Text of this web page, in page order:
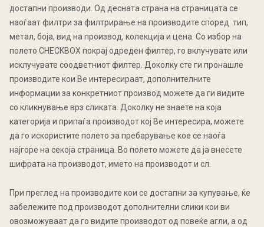
достапни производи. Од десната страна на страницата се
наоѓаат филтри за филтрирање на производите според: тип,
метал, боја, вид на производ, колекција и цена. Со избор на
полето CHECKBOX покрај одреден филтер, го вклучувате или
исклучувате соодветниот филтер. Доколку сте ги пронашле
производите кои Ве интересираат, дополнителните
информации за конкретниот производ можете да ги видите
со кликнување врз сликата. Доколку не знаете на која
категорија и припаѓа производот кој Ве интересира, можете
да го искористите полето за пребарување кое се наоѓа
најгоре на секоја страница. Во полето можете да ја внесете
шифрата на производот, името на производот и сл.
При преглед на производите кои се достапни за купување, ќе
забележите под производот дополнителни слики кои ви
овозможуваат да го видите производот од повеќе агли, а од